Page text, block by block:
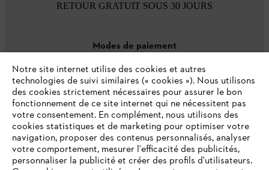
RETOUR GRATUIT SOUS 30 JOURS
Modes de paiement
Notre site internet utilise des cookies et autres
technologies de suivi similaires (« cookies »). Nous utilisons
des cookies strictement nécessaires pour assurer le bon
fonctionnement de ce site internet qui ne nécessitent pas
votre consentement. En complément, nous utilisons des
cookies statistiques et de marketing pour optimiser votre
navigation, proposer des contenus personnalisés, analyser
votre comportement, mesurer l'efficacité des publicités,
personnaliser la publicité et créer des profils d'utilisateurs.